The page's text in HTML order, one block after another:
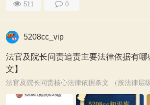
511 0
5208cc_vip
法官及院长问责追责主要法律依据有
文】